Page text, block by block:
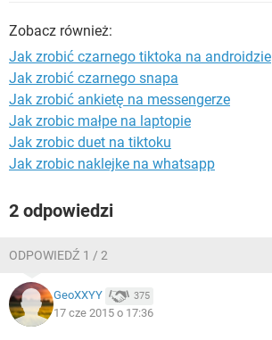
WINDOWS 10
Zobacz również:
Jak zrobić czarnego tiktoka na androidzie
Jak zrobić czarnego snapa
Jak zrobić ankietę na messengerze
Jak zrobic małpe na laptopie
Jak zrobic duet na tiktoku
Jak zrobic naklejke na whatsapp
2 odpowiedzi
ODPOWIEDŹ 1 / 2
GeoXXYY 375
17 cze 2015 o 17:36